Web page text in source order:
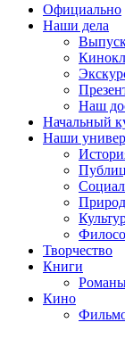
Официально
Наши дела
Наш
Начальный
Наши
Творчество
Книги
Романы
Кино